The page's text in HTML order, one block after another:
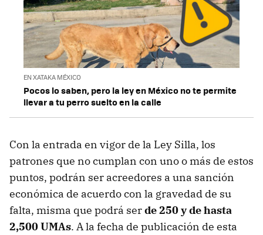
EN XATAKA MÉXICO
Pocos lo saben, pero la ley en México no te permite
llevar a tu perro suelto en la calle
Con la entrada en vigor de la Ley Silla, los
patrones que no cumplan con uno o más de estos
puntos, podrán ser acreedores a una sanción
económica de acuerdo con la gravedad de su
falta, misma que podrá serde 250 y de hasta
2,500 UMAs. A la fecha de publicación de esta